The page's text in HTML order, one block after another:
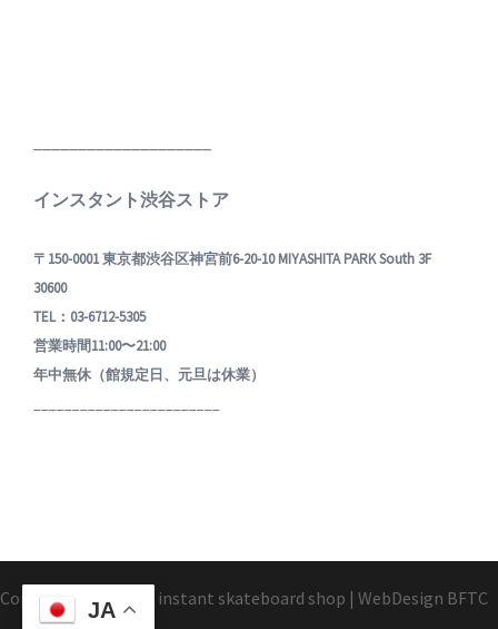
インスタント渋谷ストア
〒150-0001 東京都渋谷区神宮前6-20-10 MIYASHITA PARK South 3F
30600
TEL：03-6712-5305
営業時間11:00〜21:00
年中無休（館規定日、元旦は休業）
Copyright1995-2025 instant skateboard shop | WebDesign BFTC
JA